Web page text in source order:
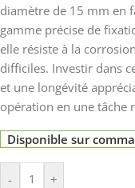
diamètre de 15 mm en
gamme précise de
elle résiste à la
difficiles. Investir dans
et une longévité
opération en une tâche
Disponible sur
- +